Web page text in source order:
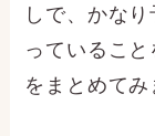
しで、かな
っているこ
をまとめてみ